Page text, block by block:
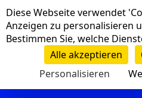
Navigation
Clanname
Cookie-Einstellungen
Diese Webseite verwendet
Anzeigen zu personalisieren
Bestimmen Sie, welche
Alle akzeptieren
Personalisieren